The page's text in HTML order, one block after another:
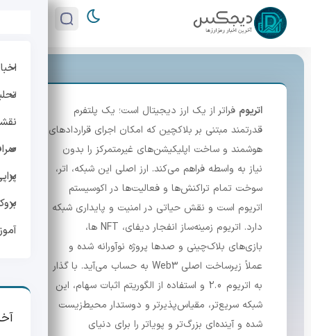
اتریوم فراتر از یک ارز دیجیتال است؛ یک پلتفرم
قدرتمند مبتنی بر بلاکچین که امکان اجرای قراردادهای
هوشمند و ساخت اپلیکیشن‌های غیرمتمرکز را بدون
نیاز به واسطه فراهم می‌کند. ارز اصلی این شبکه، اتر،
سوخت تمام تراکنش‌ها و فعالیت‌ها در اکوسیستم
اتریوم است و نقش حیاتی در امنیت و پایداری شبکه
دارد. اتریوم زمینه‌ساز انفجار دیفای، NFT‌ ها،
بازی‌های بلاک‌چینی و صدها پروژه نوآورانه شده و
عملاً زیرساخت اصلی Web3 به حساب می‌آید. با گذار
به اتریوم 2.0 و استفاده از الگوریتم اثبات سهام، این
شبکه سریع‌تر، مقیاس‌پذیرتر و دوستدار محیط‌زیست
شده و آینده‌ای بزرگ‌تر و پویاتر را برای دنیای